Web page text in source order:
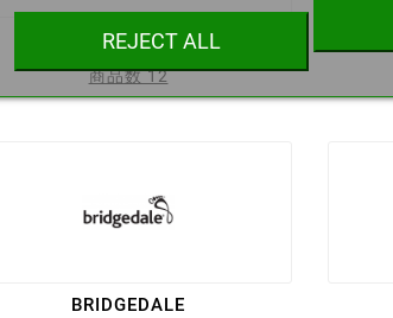
BOKER
商品数 12
BRIDGEDALE
キャンセル
REJECT ALL